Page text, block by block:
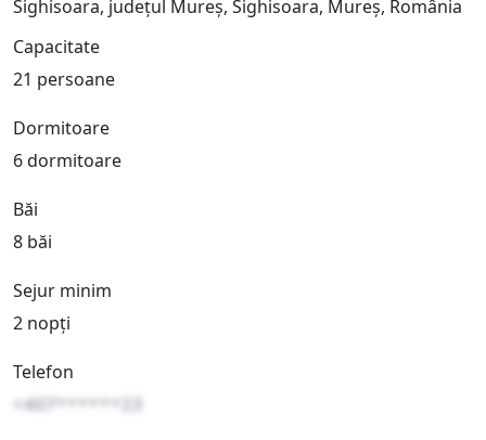
Sighisoara, județul Mureș, Sighisoara, Mureș, România
Capacitate
21 persoane
Dormitoare
6 dormitoare
Băi
8 băi
Sejur minim
2 nopți
Telefon
+407******23